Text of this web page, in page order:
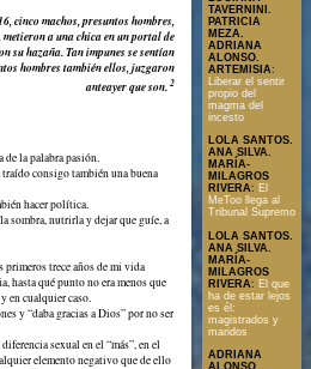
cinco machos, presuntos hombres,
a una chica en un portal de
su hazaña. Tan impunes se sentían
hombres también ellos, juzgaron
anteayer que son.2
de la palabra pasión.
consigo también una buena
hacer política.
sombra, nutrirla y dejar que guíe, a
primeros trece años de mi vida
hasta qué punto no era menos que
en cualquier caso.
y “daba gracias a Dios” por no ser
sexual en el “más”, en el
elemento negativo que de ello
TAVERNINI.
PATRICIA
MEZA.
ADRIANA
ALONSO.
ARTEMISIA:
Liberar el sentir
propio del
magma del
incesto
LOLA SANTOS.
ANA SILVA.
MARÍA-
MILAGROS
RIVERA: El
MeToo llega al
Tribunal Supremo
LOLA SANTOS.
ANA SILVA.
MARÍA-
MILAGROS
RIVERA: El que
ha de estar lejos
es él:
magistrados y
maridos
ADRIANA
ALONSO